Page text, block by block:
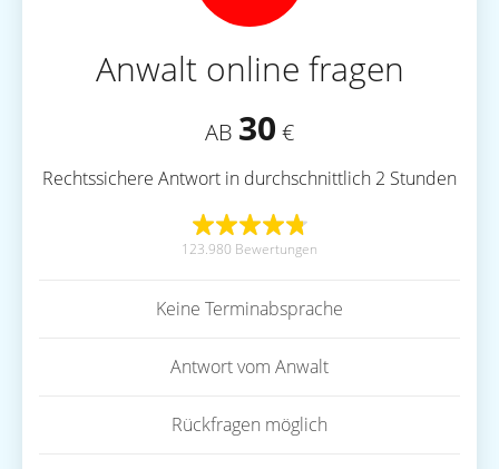
Anwalt online fragen
AB 30 €
Rechtssichere Antwort in durchschnittlich 2 Stunden
123.980 Bewertungen
Keine Terminabsprache
Antwort vom Anwalt
Rückfragen möglich